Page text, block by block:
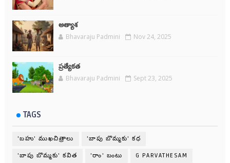
అత్యాశ
Bhavaraju Padmini Nov 24, 2025
ప్రత్యేకత
Bhavaraju Padmini Sept 23, 2025
TAGS
'బహు' ముఖచిత్రాలు 'బాపు బొమ్మకు' కధ
'బాపు బొమ్మకు' కవిత 'రాం' బంటు G PARVATHESAM